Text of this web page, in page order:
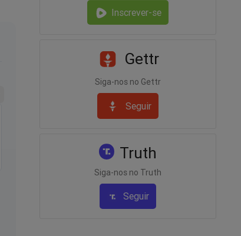
Inscrever-se
Gettr
Siga-nos no Gettr
Seguir
Truth
Siga-nos no Truth
Seguir